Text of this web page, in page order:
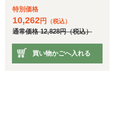
特別価格
10,262円 （税込）
通常価格12,828円（税込）
買い物かごへ入れる